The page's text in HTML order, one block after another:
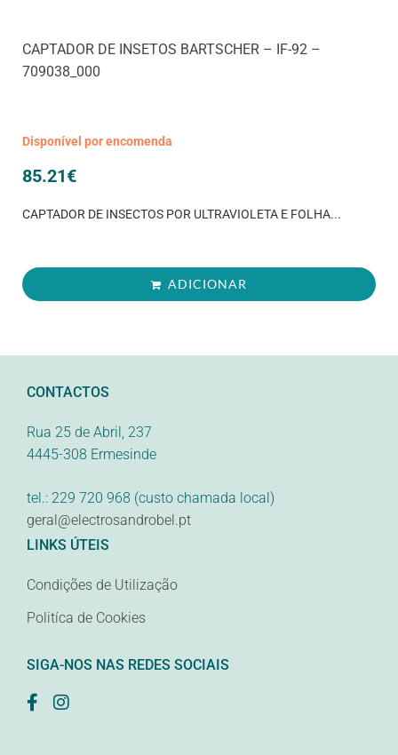
CAPTADOR DE INSETOS BARTSCHER – IF-92 –
709038_000
Disponível por encomenda
85.21€
CAPTADOR DE INSECTOS POR ULTRAVIOLETA E FOLHA...
ADICIONAR
CONTACTOS
Rua 25 de Abril, 237
4445-308 Ermesinde
tel.: 229 720 968 (custo chamada local)
geral@electrosandrobel.pt
LINKS ÚTEIS
Condições de Utilização
Politíca de Cookies
SIGA-NOS NAS REDES SOCIAIS